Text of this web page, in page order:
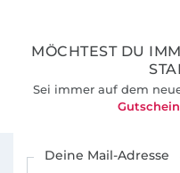
MÖCHTEST DU
Sei immer auf dem
Gutschein
Deine Mail-Adresse